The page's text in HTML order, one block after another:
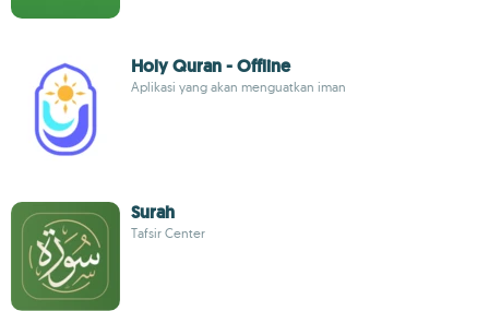
Holy Quran - Offline
Aplikasi yang akan menguatkan iman
Surah
Tafsir Center